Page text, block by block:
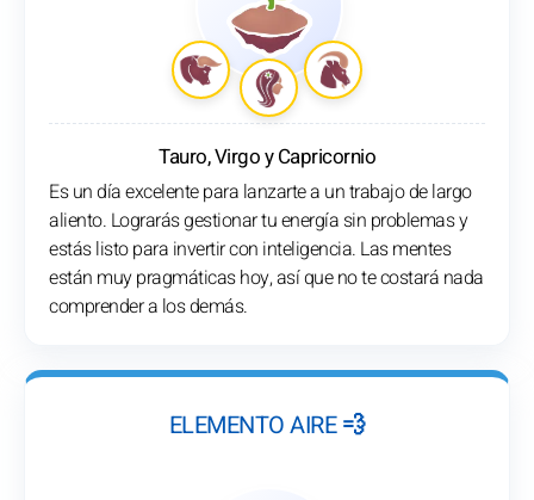
Tauro, Virgo y Capricornio
Es un día excelente para lanzarte a un trabajo de largo
aliento. Lograrás gestionar tu energía sin problemas y
estás listo para invertir con inteligencia. Las mentes
están muy pragmáticas hoy, así que no te costará nada
comprender a los demás.
ELEMENTO AIRE 💨